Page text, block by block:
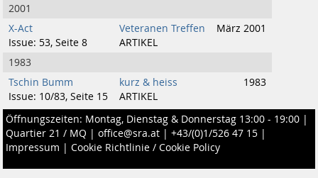
2001
X-Act
Issue: 53, Seite 8
Veteranen Treffen
ARTIKEL
März 2001
1983
Tschin Bumm
Issue: 10/83, Seite 15
kurz & heiss
ARTIKEL
1983
Öffnungszeiten: Montag, Dienstag & Donnerstag 13:00 - 19:00 |
Quartier 21 / MQ | office@sra.at | +43/(0)1/526 47 15 |
Impressum | Cookie Richtlinie / Cookie Policy